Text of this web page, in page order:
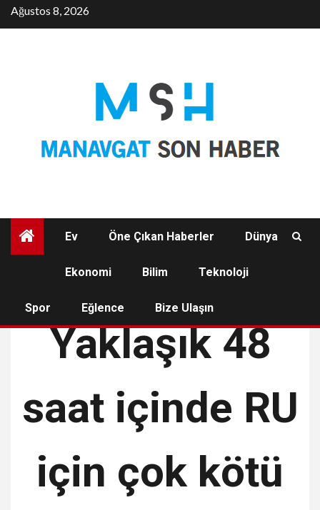
SkipAğustos 8, 2026
Ev Öne Çıkan Haberler Dünya
Ekonomi Bilim Teknoloji
Spor Eğlence Bize Ulaşın
Yaklaşık 48
saat içinde RU
için çok kötü